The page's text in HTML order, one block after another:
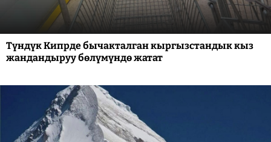
Түндүк Кипрде бычакталган кыргызстандык кыз
жандандыруу бөлүмүндө жатат